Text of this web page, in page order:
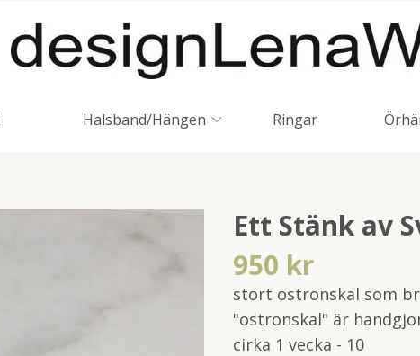
Halsband/Hängen Ringar
Ett Stänk av
950 kr
stort ostronskal som
"ostronskal" är
cirka 1 vecka - 10